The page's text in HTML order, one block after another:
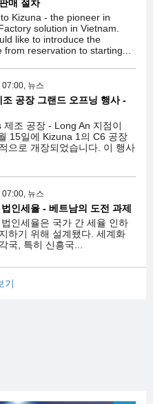
매 절차
Kizuna - the pioneer in
solution in Vietnam.
like to introduce the
from reservation to starting...
뉴스
조 공장 그랜드 오프닝 행사 -
제조 공장 - Long An 지점이
15일에 Kizuna 1의 C6 공장
으로 개장되었습니다. 이 행사
뉴스
인세율 - 베트남의 도전 과제
인세율은 국가 간 세율 인하
하기 위해 설계됐다. 세계화
국, 특히 신흥국...
기